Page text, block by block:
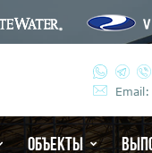
Email:
ОБЪЕКТЫ